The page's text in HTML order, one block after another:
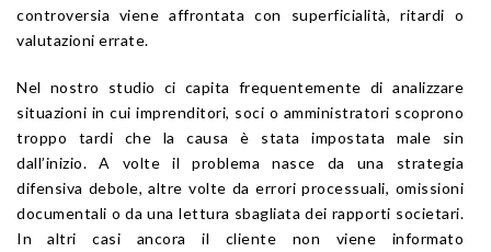
controversia viene affrontata con superficialità, ritardi o
valutazioni errate.
Nel nostro studio ci capita frequentemente di analizzare
situazioni in cui imprenditori, soci o amministratori scoprono
troppo tardi che la causa è stata impostata male sin
dall’inizio. A volte il problema nasce da una strategia
difensiva debole, altre volte da errori processuali, omissioni
documentali o da una lettura sbagliata dei rapporti societari.
In altri casi ancora il cliente non viene informato